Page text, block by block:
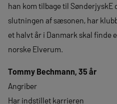
han kom tilbage til SønderjyskE
slutningen af sæsonen, har
et halvt år i Danmark skal finde
norske Elverum.
Tommy Bechmann, 35 år
Angriber
Har indstillet karrieren